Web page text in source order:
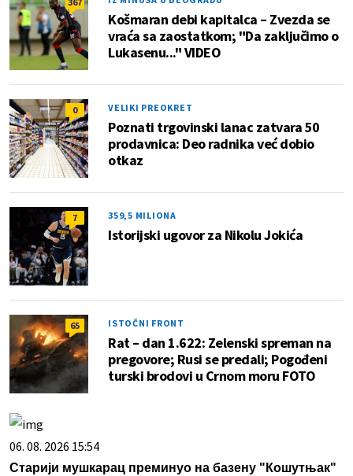
Košmaran debi kapitalca – Zvezda se
vraća sa zaostatkom; "Da zaključimo o
Lukasenu..." VIDEO
0 VELIKI PREOKRET
Poznati trgovinski lanac zatvara 50
prodavnica: Deo radnika već dobio
otkaz
7 359,5 MILIONA
Istorijski ugovor za Nikolu Jokića
65 ISTOČNI FRONT
Rat – dan 1.622: Zelenski spreman na
pregovore; Rusi se predali; Pogođeni
turski brodovi u Crnom moru FOTO
06. 08. 2026 15:54
Старији мушкарац преминуо на базену "Кошутњак"